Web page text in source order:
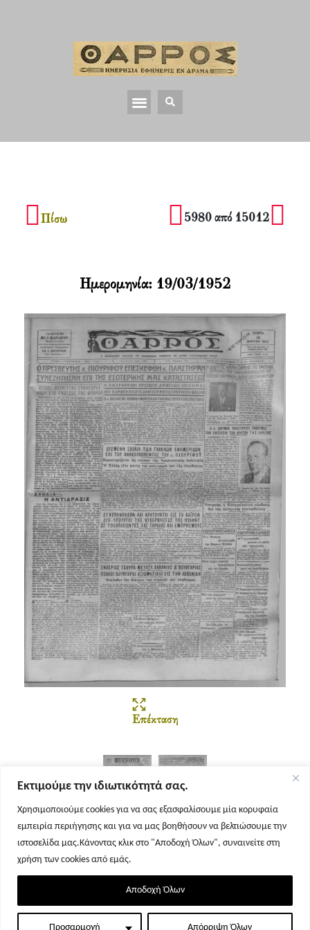
Εκτιμούμε την ιδιωτικότητά σας.
Χρησιμοποιούμε cookies για να σας εξασφαλίσουμε μία κορυφαία
εμπειρία περιήγησης και για να μας βοηθήσουν να βελτιώσουμε την
ιστοσελίδα μας.Κάνοντας κλικ στο "Αποδοχή Όλων", συναινείτε στη
χρήση των cookies από εμάς.
Προσαρμογή Απόρριψη Όλων
Αποδοχή Όλων
Πίσω 5980 από 15012
Επέκταση
Σελίδα 1 Σελίδα 2
Ημερομηνία: 19/03/1952